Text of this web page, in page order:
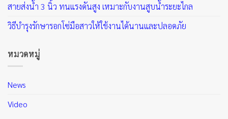
สายส่งน้ำ 3 นิ้ว ทนแรงดันสูง เหมาะกับงานสูบน้ำระยะไกล
วิธีบำรุงรักษารอกโซ่มือสาวให้ใช้งานได้นานและปลอดภัย
หมวดหมู่
News
Video